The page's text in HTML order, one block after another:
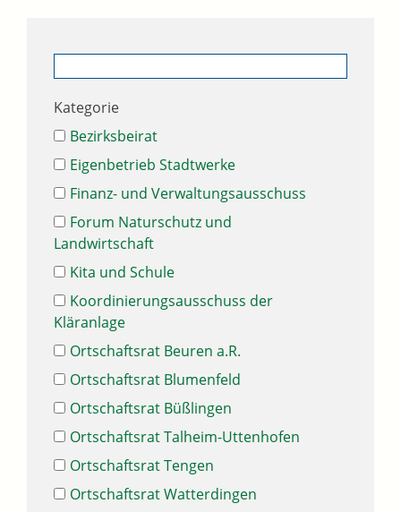
Kategorie
Bezirksbeirat
Eigenbetrieb Stadtwerke
Finanz- und Verwaltungsausschuss
Forum Naturschutz und
Landwirtschaft
Kita und Schule
Koordinierungsausschuss der
Kläranlage
Ortschaftsrat Beuren a.R.
Ortschaftsrat Blumenfeld
Ortschaftsrat Büßlingen
Ortschaftsrat Talheim-Uttenhofen
Ortschaftsrat Tengen
Ortschaftsrat Watterdingen